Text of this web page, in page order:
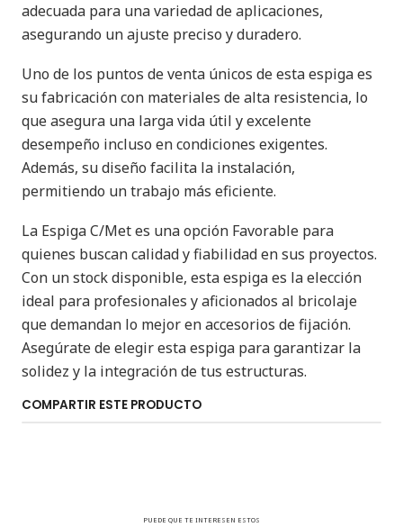
adecuada para una variedad de aplicaciones,
asegurando un ajuste preciso y duradero.
Uno de los puntos de venta únicos de esta espiga es
su fabricación con materiales de alta resistencia, lo
que asegura una larga vida útil y excelente
desempeño incluso en condiciones exigentes.
Además, su diseño facilita la instalación,
permitiendo un trabajo más eficiente.
La Espiga C/Met es una opción Favorable para
quienes buscan calidad y fiabilidad en sus proyectos.
Con un stock disponible, esta espiga es la elección
ideal para profesionales y aficionados al bricolaje
que demandan lo mejor en accesorios de fijación.
Asegúrate de elegir esta espiga para garantizar la
solidez y la integración de tus estructuras.
COMPARTIR ESTE PRODUCTO
PUEDE QUE TE INTERESEN ESTOS